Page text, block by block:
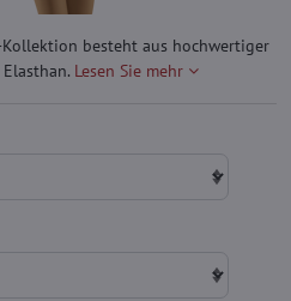
Kollektion besteht aus hochwertiger
Lesen Sie mehr